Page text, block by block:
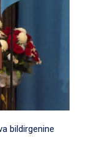
bildirgenine